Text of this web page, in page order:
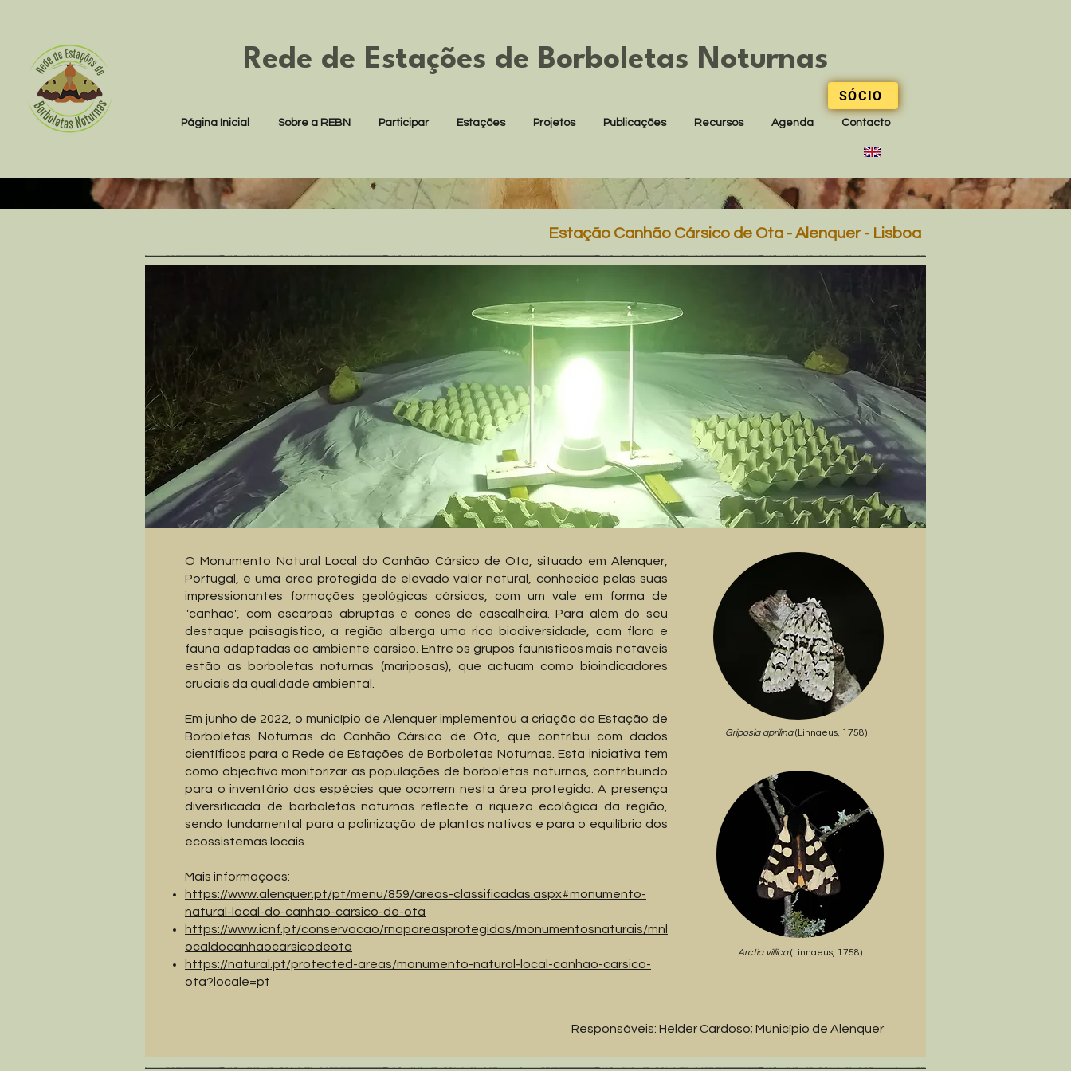
Rede de Estações de Borboletas Noturnas
SÓCIO
Página Inicial Sobre a REBN Participar Estações Projetos Publicações Recursos Agenda Contacto
Estação Canhão Cársico de Ota - Alenquer - Lisboa
O Monumento Natural Local do Canhão Cársico de Ota, situado em Alenquer,
Portugal, é uma área protegida de elevado valor natural, conhecida pelas suas
impressionantes formações geológicas cársicas, com um vale em forma de
"canhão", com escarpas abruptas e cones de cascalheira. Para além do seu
destaque paisagístico, a região alberga uma rica biodiversidade, com flora e
fauna adaptadas ao ambiente cársico. Entre os grupos faunísticos mais notáveis
estão as borboletas noturnas (mariposas), que actuam como bioindicadores
cruciais da qualidade ambiental.
Em junho de 2022, o município de Alenquer implementou a criação da Estação de
Borboletas Noturnas do Canhão Cársico de Ota, que contribui com dados
científicos para a Rede de Estações de Borboletas Noturnas. Esta iniciativa tem
como objectivo monitorizar as populações de borboletas noturnas, contribuindo
para o inventário das espécies que ocorrem nesta área protegida. A presença
diversificada de borboletas noturnas reflecte a riqueza ecológica da região,
sendo fundamental para a polinização de plantas nativas e para o equilíbrio dos
ecossistemas locais.
Mais informações:
https://www.alenquer.pt/pt/menu/859/areas-classificadas.aspx#monumento-
natural-local-do-canhao-carsico-de-ota
https://www.icnf.pt/conservacao/rnapareasprotegidas/monumentosnaturais/mnl
ocaldocanhaocarsicodeota
https://natural.pt/protected-areas/monumento-natural-local-canhao-carsico-
ota?locale=pt
Griposia aprilina(Linnaeus, 1758)
Arctia villica(Linnaeus, 1758)
Responsáveis: Helder Cardoso; Município de Alenquer